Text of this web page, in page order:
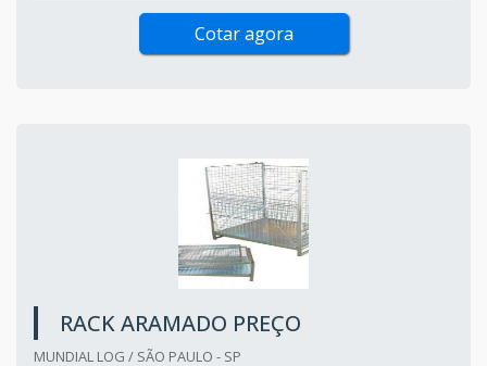
Cotar agora
RACK ARAMADO PREÇO
MUNDIAL LOG / SÃO PAULO - SP